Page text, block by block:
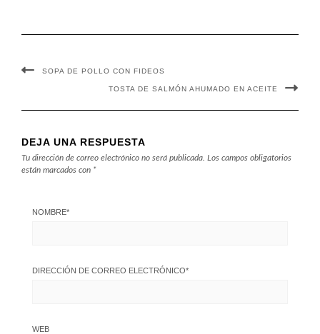
SOPA DE POLLO CON FIDEOS
TOSTA DE SALMÓN AHUMADO EN ACEITE
DEJA UNA RESPUESTA
Tu dirección de correo electrónico no será publicada. Los campos obligatorios
están marcados con *
NOMBRE*
DIRECCIÓN DE CORREO ELECTRÓNICO*
WEB